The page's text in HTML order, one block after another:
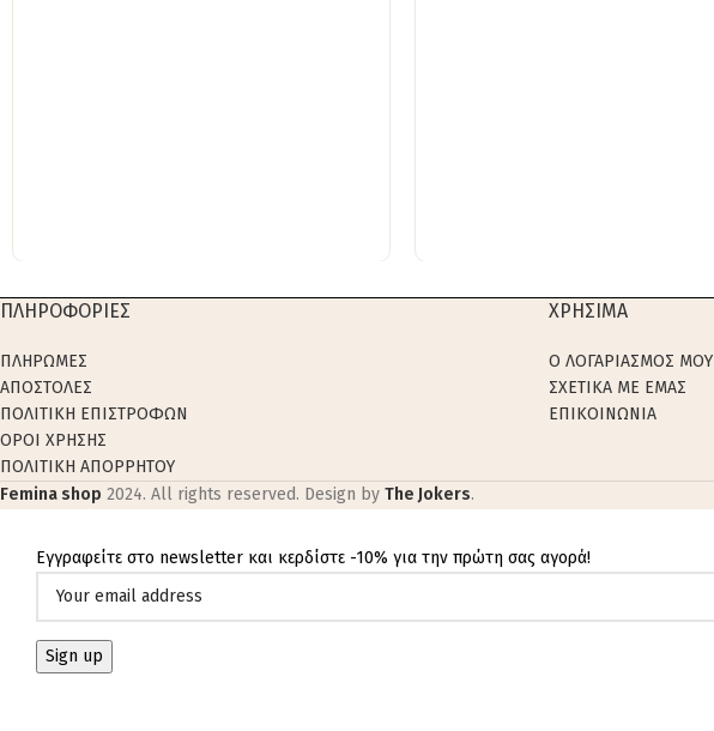
ΠΛΗΡΟΦΟΡΙΕΣ
ΠΛΗΡΩΜΕΣ
ΑΠΟΣΤΟΛΕΣ
ΠΟΛΙΤΙΚΗ ΕΠΙΣΤΡΟΦΩΝ
ΟΡΟΙ ΧΡΗΣΗΣ
ΠΟΛΙΤΙΚΗ ΑΠΟΡΡΗΤΟΥ
ΧΡΗΣΙΜΑ
Ο ΛΟΓΑΡΙΑΣΜΟΣ ΜΟΥ
ΣΧΕΤΙΚΑ ΜΕ ΕΜΑΣ
ΕΠΙΚΟΙΝΩΝΙΑ
Femina shop 2024. All rights reserved. Design by The Jokers.
Εγγραφείτε στο newsletter και κερδίστε -10% για την πρώτη σας αγορά!